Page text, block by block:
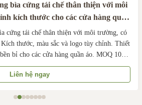
bìa cứng tái chế thân thiện với môi
kích thước cho các cửa hàng quần
cứng tái chế thân thiện với môi trường, có
thước, màu sắc và logo tùy chỉnh. Thiết
bỉ cho các cửa hàng quần áo. MOQ 1000
trong 10-15 ngày. Lý tưởng cho các giải
Liên hệ ngay